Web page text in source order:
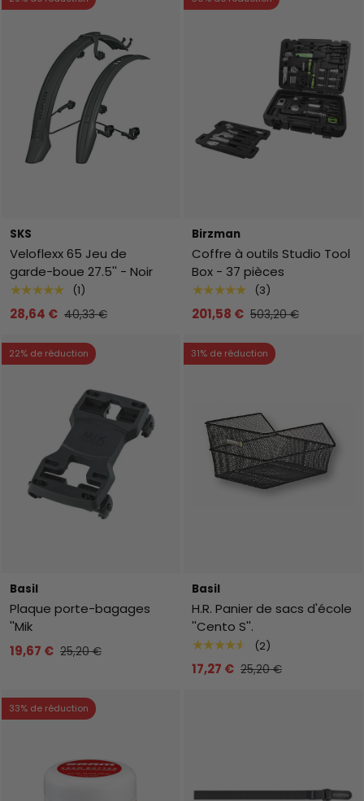
SKS
Veloflexx 65 Jeu de
garde-boue 27.5'' - Noir
★★★★★ (1)
28,64 € 40,33 €
Birzman
Coffre à outils Studio Tool
Box - 37 pièces
★★★★★ (3)
201,58 € 503,20 €
22% de réduction
Basil
Plaque porte-bagages
''Mik
19,67 € 25,20 €
31% de réduction
Basil
H.R. Panier de sacs d'école
''Cento S''.
★★★★★ (2)
17,27 € 25,20 €
33% de réduction